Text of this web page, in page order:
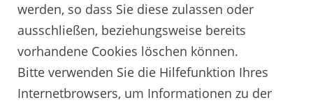
werden, so dass Sie diese zulassen oder
ausschließen, beziehungsweise bereits
vorhandene Cookies löschen können.
Bitte verwenden Sie die Hilfefunktion Ihres
Internetbrowsers, um Informationen zu der